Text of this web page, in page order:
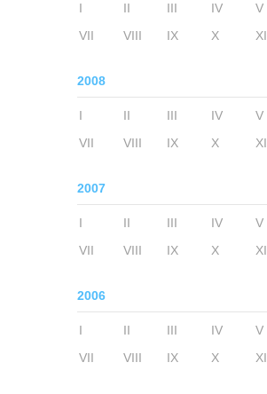
I II III IV V
VII
VIII IX X XI
2008
I II III IV V
VII
VIII IX X XI
2007
I II III IV V
VII
VIII IX X XI
2006
I II III IV V
VII
VIII IX X XI